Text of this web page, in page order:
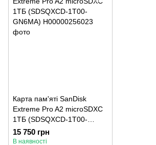
Карта пам'яті SanDisk
Extreme Pro A2 microSDXC
1ТБ (SDSQXCD-1T00-
GN6MA)
15 750 грн
В наявності